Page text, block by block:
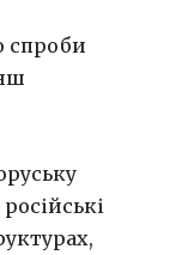
спроби